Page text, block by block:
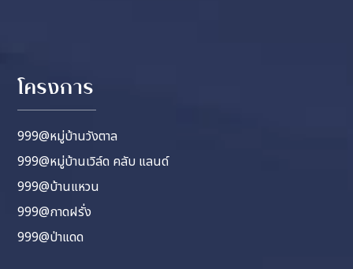
โครงการ
999@หมู่บ้านวังตาล
999@หมู่บ้านเวิล์ด คลับ แลนด์
999@บ้านแหวน
999@กาดฝรั่ง
999@ป่าแดด